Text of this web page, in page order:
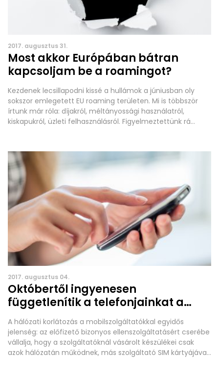
2017. augusztus 31.
Most akkor Európában bátran
kapcsoljam be a roamingot?
Kezdenek lecsillapodni kissé a hullámok a júniusban oly
sokszor emlegetett EU roaming területen. Mi is többször
írtunk már róla: díjakról, méltányossági használatról,
kiskapukról, üzleti felhasználásról. Figyelmeztettünk rá
tudomásul, hogy bizonyos hívások olcsóbbak külföldön,
mint itthon. Van egy veszély, amely nem kapott megfelelő
2017. augusztus 04.
Októbertől ingyenesen
függetlenítik a telefonjainkat a
szolgáltatók
A hálózati korlátozás a mobilszolgáltatókkal egyidős
jelenség: az előfizető bizonyos ellenszolgáltatásért cserébe
vállalja, hogy a szolgáltatóknál vásárolt készülékei csak
azok hálózatán működnek, más szolgáltató SIM kártyájával